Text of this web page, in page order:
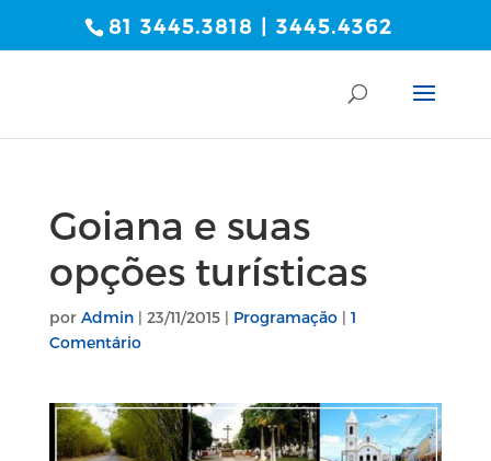
81 3445.3818 | 3445.4362
Goiana e suas
opções turísticas
por Admin| 23/11/2015| Programação| 1
Comentário